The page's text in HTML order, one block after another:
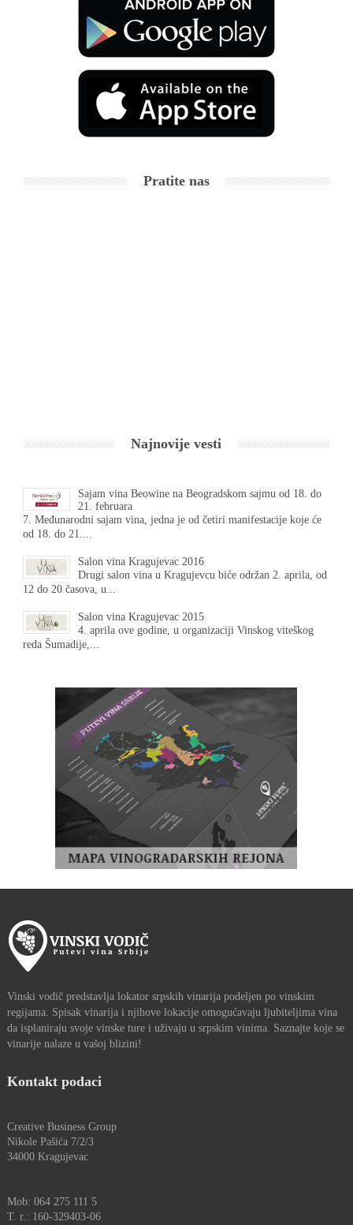
Pratite nas
Najnovije vesti
Sajam vina Beowine na Beogradskom sajmu od 18. do
21. februara
7. Međunarodni sajam vina, jedna je od četiri manifestacije koje će
od 18. do 21....
Salon vina Kragujevac 2016
Drugi salon vina u Kragujevcu biće održan 2. aprila, od
12 do 20 časova, u...
Salon vina Kragujevac 2015
4. aprila ove godine, u organizaciji Vinskog viteškog
reda Šumadije,...
Vinski vodič predstavlja lokator srpskih vinarija podeljen po vinskim
regijama. Spisak vinarija i njihove lokacije omogućavaju ljubiteljima vina
da isplaniraju svoje vinske ture i uživaju u srpskim vinima. Saznajte koje se
vinarije nalaze u vašoj blizini!
Kontakt podaci
Creative Business Group
Nikole Pašića 7/2/3
34000 Kragujevac
Mob: 064 275 111 5
T. r.: 160-329403-06